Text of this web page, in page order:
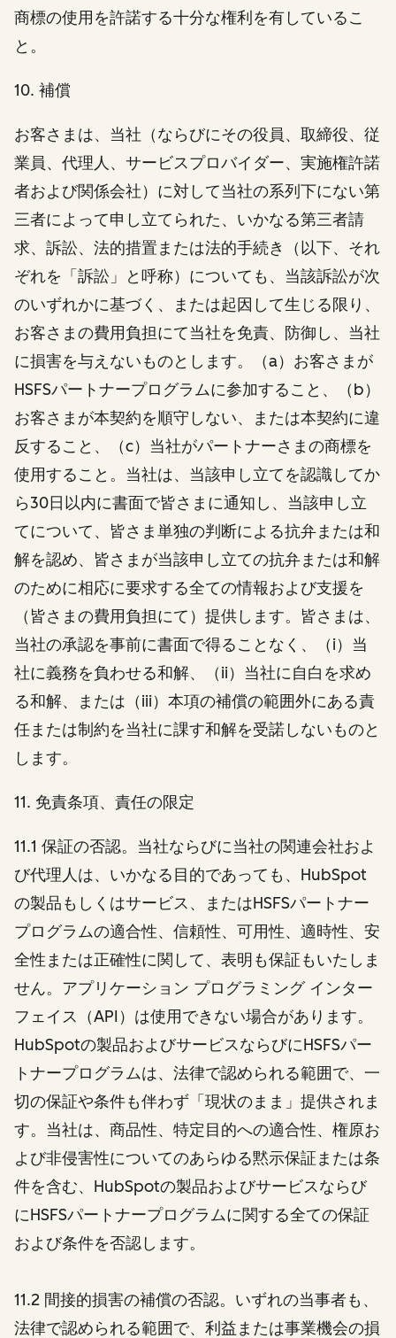
商標の使用を許諾する十分な権利を有しているこ
と。
10. 補償
お客さまは、当社（ならびにその役員、取締役、従
業員、代理人、サービスプロバイダー、実施権許諾
者および関係会社）に対して当社の系列下にない第
三者によって申し立てられた、いかなる第三者請
求、訴訟、法的措置または法的手続き（以下、それ
ぞれを「訴訟」と呼称）についても、当該訴訟が次
のいずれかに基づく、または起因して生じる限り、
お客さまの費用負担にて当社を免責、防御し、当社
に損害を与えないものとします。（a）お客さまが
HSFSパートナープログラムに参加すること、（b）
お客さまが本契約を順守しない、または本契約に違
反すること、（c）当社がパートナーさまの商標を
使用すること。当社は、当該申し立てを認識してか
ら30日以内に書面で皆さまに通知し、当該申し立
てについて、皆さま単独の判断による抗弁または和
解を認め、皆さまが当該申し立ての抗弁または和解
のために相応に要求する全ての情報および支援を
（皆さまの費用負担にて）提供します。皆さまは、
当社の承認を事前に書面で得ることなく、（i）当
社に義務を負わせる和解、（ii）当社に自白を求め
る和解、または（iii）本項の補償の範囲外にある責
任または制約を当社に課す和解を受諾しないものと
します。
11. 免責条項、責任の限定
11.1 保証の否認。当社ならびに当社の関連会社およ
び代理人は、いかなる目的であっても、HubSpot
の製品もしくはサービス、またはHSFSパートナー
プログラムの適合性、信頼性、可用性、適時性、安
全性または正確性に関して、表明も保証もいたしま
せん。アプリケーション プログラミング インター
フェイス（API）は使用できない場合があります。
HubSpotの製品およびサービスならびにHSFSパー
トナープログラムは、法律で認められる範囲で、一
切の保証や条件も伴わず「現状のまま」提供されま
す。当社は、商品性、特定目的への適合性、権原お
よび非侵害性についてのあらゆる黙示保証または条
件を含む、HubSpotの製品およびサービスならび
にHSFSパートナープログラムに関する全ての保証
および条件を否認します。
11.2 間接的損害の補償の否認。いずれの当事者も、
法律で認められる範囲で、利益または事業機会の損